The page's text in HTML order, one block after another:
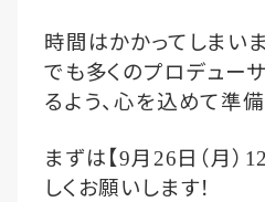
時間はかかってしまい
でも多くのプロデュー
るよう、心を込めて準備
まずは【9月 26日（月）
しくお願いします！